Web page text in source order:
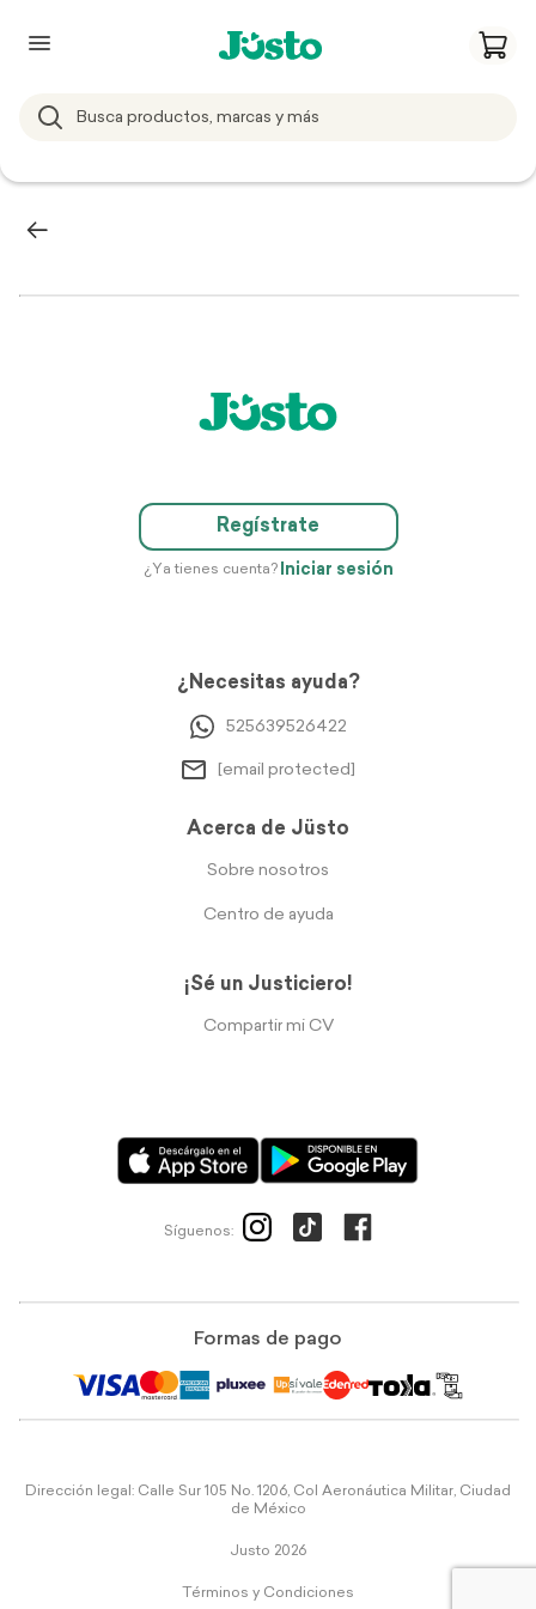
Regístrate
¿Ya tienes cuenta? Iniciar sesión
¿Necesitas ayuda?
525639526422
[email protected]
Acerca de Jüsto
Sobre nosotros
Centro de ayuda
¡Sé un Justiciero!
Compartir mi CV
Síguenos:
Formas de pago
Dirección legal: Calle Sur 105 No. 1206, Col Aeronáutica Militar, Ciudad
de México
Justo 2026
Términos y Condiciones